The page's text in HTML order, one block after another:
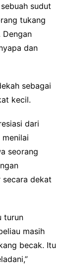
sudut
tukang
Dengan
dan
sebagai
kecil.
dari
seorang
dekat
turun
masih
becak. Itu